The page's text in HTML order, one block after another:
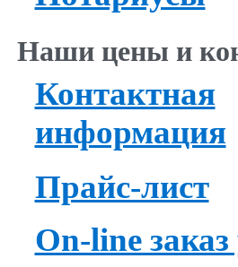
Наши цены и
Контактная
информация
Прайс-лист
On-line заказ